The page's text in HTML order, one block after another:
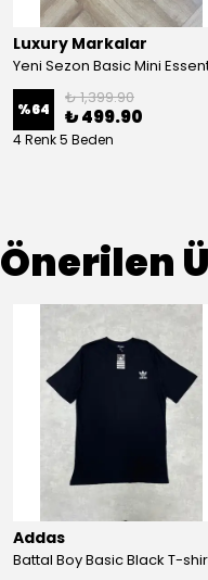
Luxury Markalar
%64
₺ 1,399.90
₺ 499.90
4 Renk 5 Beden
Önerilen
Addas
Battal Boy Basic Black T-